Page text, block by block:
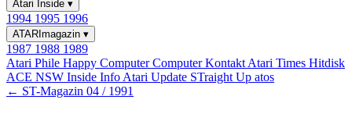
Atari Inside ▾
1994 1995 1996
ATARImagazin ▾
1987 1988 1989
Atari Phile Happy ComputerComputer Kontakt Atari Times Hitdisk
ACE NSW Inside Info Atari Update STraight Up atos
← ST-Magazin 04 / 1991